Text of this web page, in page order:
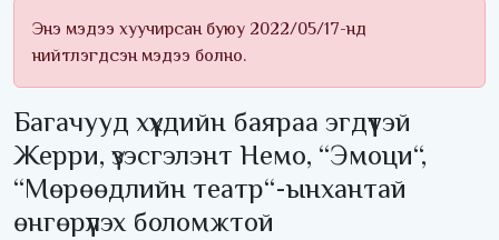
Энэ мэдээ хуучирсан буюу 2022/05/17-нд
нийтлэгдсэн мэдээ болно.
Багачууд хүүхдийн баяраа эгдүүтэй
Жерри, үзэсгэлэнт Немо, “Эмоци“,
“Мөрөөдлийн театр“-ынхантай
өнгөрүүлэх боломжтой